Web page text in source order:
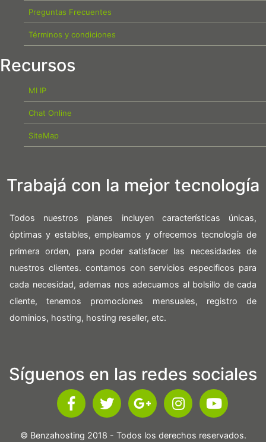
Preguntas Frecuentes
Términos y condiciones
Recursos
MI IP
Chat Online
SiteMap
Trabajá con la mejor tecnología
Todos nuestros planes incluyen características únicas,
óptimas y estables, empleamos y ofrecemos tecnología de
primera orden, para poder satisfacer las necesidades de
nuestros clientes. contamos con servicios especificos para
cada necesidad, ademas nos adecuamos al bolsillo de cada
cliente, tenemos promociones mensuales, registro de
dominios, hosting, hosting reseller, etc.
Síguenos en las redes sociales
© Benzahosting 2018 - Todos los derechos reservados.